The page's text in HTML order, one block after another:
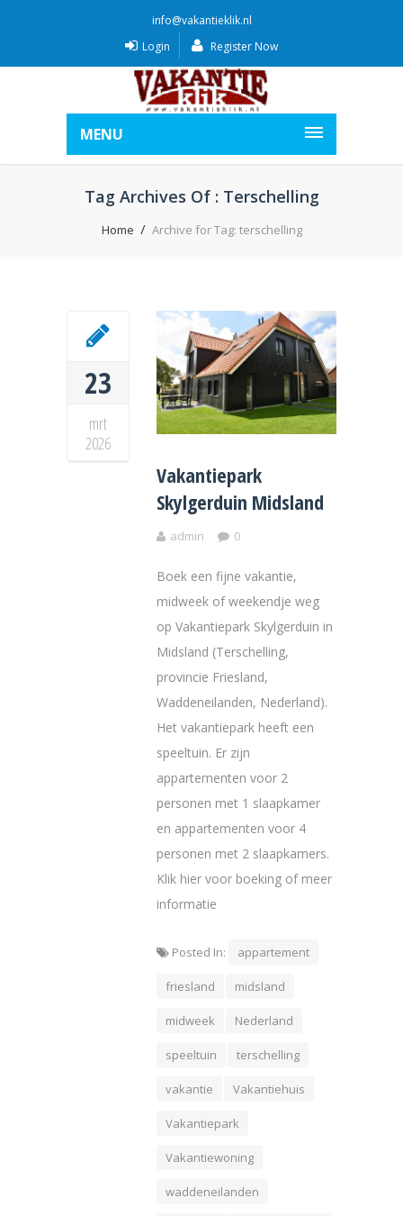
info@vakantieklik.nl
Login
Register Now
MENU
Tag Archives Of : Terschelling
Home Archive for Tag: terschelling
23
mrt
2026
Vakantiepark
Skylgerduin Midsland
admin 0
Boek een fijne vakantie,
midweek of weekendje weg
op Vakantiepark Skylgerduin in
Midsland (Terschelling,
provincie Friesland,
Waddeneilanden, Nederland).
Het vakantiepark heeft een
speeltuin. Er zijn
appartementen voor 2
personen met 1 slaapkamer
en appartementen voor 4
personen met 2 slaapkamers.
Klik hier voor boeking of meer
informatie
Posted In: appartement
friesland midsland
midweek Nederland
speeltuin terschelling
vakantie Vakantiehuis
Vakantiepark
Vakantiewoning
waddeneilanden